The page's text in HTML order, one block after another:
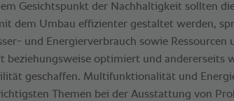
Gesichtspunkt der Nachhaltigkeit sollten
dem Umbau effizienter gestaltet werden,
und Energierverbrauch sowie Ressourcen
beziehungsweise optimiert und andererseits
geschaffen. Multifunktionalität und
Themen bei der Ausstattung von